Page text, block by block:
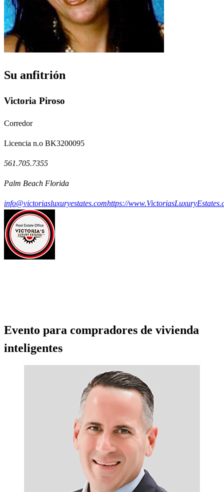
Su anfitrión
Victoria Piroso
Corredor
Licencia n.o BK3200095
561.705.7355
Palm Beach Florida
info@victoriasluxuryestates.comhttps://
Evento para compradores de vivienda
inteligentes